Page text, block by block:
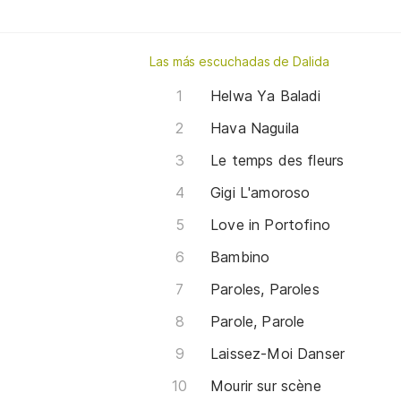
Las más escuchadas de Dalida
Helwa Ya Baladi
Hava Naguila
Le temps des fleurs
Gigi L'amoroso
Love in Portofino
Bambino
Paroles, Paroles
Parole, Parole
Laissez-Moi Danser
Mourir sur scène